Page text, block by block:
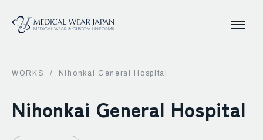
WORKS / Nihonkai General Hospital
Nihonkai General Hospital